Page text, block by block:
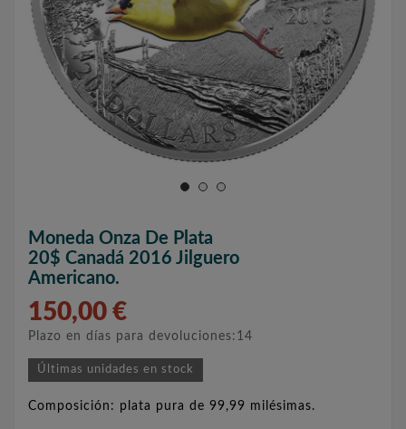
Moneda Onza De Plata
20$ Canadá 2016 Jilguero
Americano.
150,00 €
Plazo en días para devoluciones:14
Últimas unidades en stock
Composición: plata pura de 99,99 milésimas.